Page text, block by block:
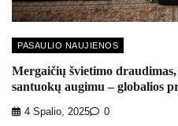
PASAULIO NAUJIENOS
Mergaičių švietimo
santuokų augimu – globalios
4 Spalio, 2025 0